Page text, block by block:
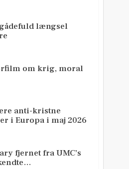
længsel
om krig, moral
anti-kristne
i Europa i maj 2026
fjernet fra UMC’s